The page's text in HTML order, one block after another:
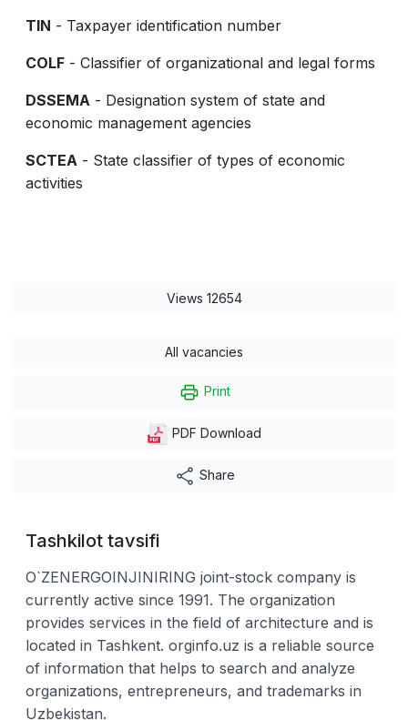
TIN - Taxpayer identification number
COLF - Classifier of organizational and legal forms
DSSEMA - Designation system of state and
economic management agencies
SCTEA - State classifier of types of economic
activities
Views 12654
All vacancies
Print
PDF Download
Share
Tashkilot tavsifi
O`ZENERGOINJINIRING joint-stock company is
currently active since 1991. The organization
provides services in the field of architecture and is
located in Tashkent. orginfo.uz is a reliable source
of information that helps to search and analyze
organizations, entrepreneurs, and trademarks in
Uzbekistan.